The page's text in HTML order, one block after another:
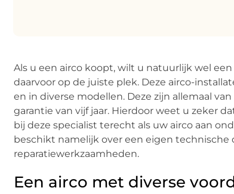
Als u een airco koopt, wilt u natuurlijk wel
daarvoor op de juiste plek. Deze airco-
en in diverse modellen. Deze zijn allemaal
garantie van vijf jaar. Hierdoor weet u zeker
bij deze specialist terecht als uw airco aan
beschikt namelijk over een eigen technische
reparatiewerkzaamheden.
Een airco met diverse